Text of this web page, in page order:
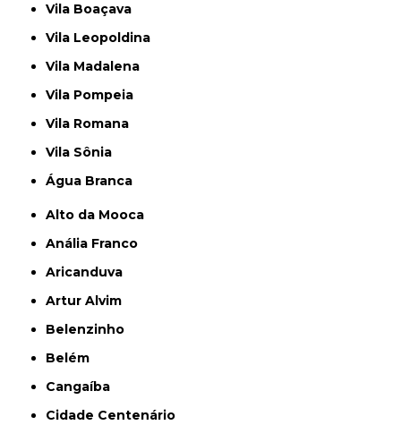
Vila Boaçava
Vila Leopoldina
Vila Madalena
Vila Pompeia
Vila Romana
Vila Sônia
Água Branca
Alto da Mooca
Anália Franco
Aricanduva
Artur Alvim
Belenzinho
Belém
Cangaíba
Cidade Centenário